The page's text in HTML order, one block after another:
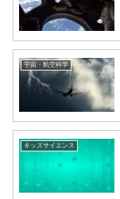
宇宙・航空科学
キッズサイエンス